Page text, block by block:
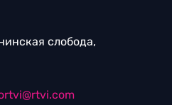
слобода,